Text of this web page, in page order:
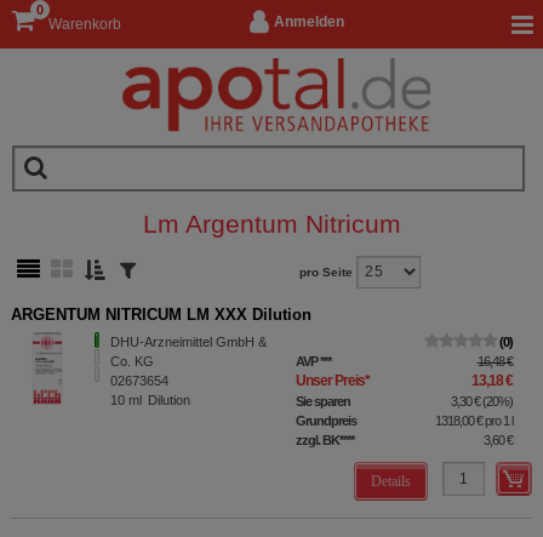
Anmelden
Warenkorb
0
Lm Argentum Nitricum
pro Seite
ARGENTUM NITRICUM LM XXX Dilution
DHU-Arzneimittel GmbH &
Co. KG
02673654
10 ml Dilution
0
AVP*** 16,48 €
Unser Preis* 13,18 €
Sie sparen 3,30 €(20%)
Grundpreis
1318,00 €pro 1 l
zzgl. BK**** 3,60 €
Details